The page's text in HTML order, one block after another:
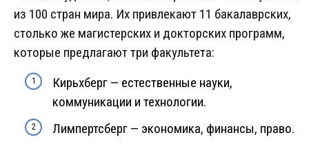
из 100 стран мира. Их привлекают 11 бакалаврских,
столько же магистерских и докторских программ,
которые предлагают три факультета:
Кирьхберг — естественные науки,
коммуникации и технологии.
Лимпертсберг — экономика, финансы, право.